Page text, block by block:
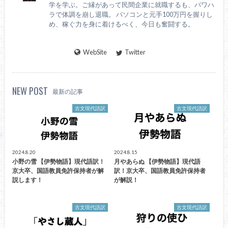
学を学ぶ。ご縁があって民間企業に就職するも、パワハ
ラで体調を崩し退職。 パソコンと元手100万円を握りし
め、稼ぐ力を身に着けるべく、今日も奮闘する。
WebSite Twitter
NEW POST 最新の記事
古文現代語訳
2024.8.20
小野の雪 【伊勢物語】現代語訳！
京大卒、国語教員免許保持者が解
説します！
古文現代語訳
2024.8.15
月やあらぬ 【伊勢物語】現代語
訳！京大卒、国語教員免許保持者
が解説！
古文現代語訳 古文現代語訳